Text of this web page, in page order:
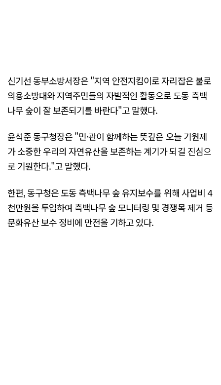
신기선 동부소방서장은 "지역 안전지킴이로 자리잡은 불로
의용소방대와 지역주민들의 자발적인 활동으로 도동 측백
나무 숲이 잘 보존되기를 바란다"고 말했다.
윤석준 동구청장은 "민·관이 함께하는 뜻깊은 오늘 기원제
가 소중한 우리의 자연유산을 보존하는 계기가 되길 진심으
로 기원한다."고 말했다.
한편, 동구청은 도동 측백나무 숲 유지보수를 위해 사업비 4
천만원을 투입하여 측백나무 숲 모니터링 및 경쟁목 제거 등
문화유산 보수 정비에 만전을 기하고 있다.